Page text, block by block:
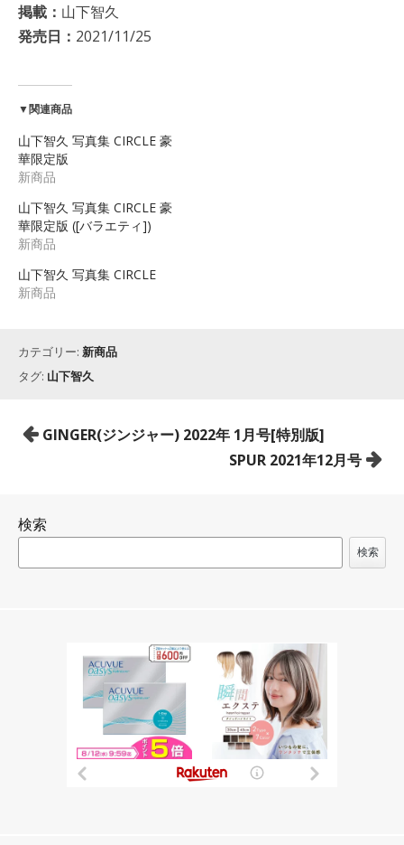
掲載： 山下智久
発売日： 2021/11/25
▼関連商品
山下智久 写真集 CIRCLE 豪
華限定版
新商品
山下智久 写真集 CIRCLE 豪
華限定版 ([バラエティ])
新商品
山下智久 写真集 CIRCLE
新商品
カテゴリー: 新商品
タグ: 山下智久
投
ゲ
GINGER(ジンジャー) 2022年 1月号[特別版]
SPUR 2021年12月号
検索
検索